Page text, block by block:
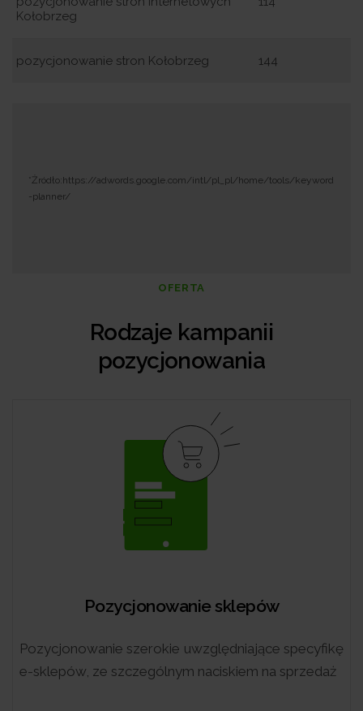
Kołobrzeg
pozycjonowanie stron Kołobrzeg 144
*Żródło:https://adwords.google.com/intl/pl_pl/home/tools/keyword
-planner/
OFERTA
Rodzaje kampanii
pozycjonowania
Pozycjonowanie lokalne
Skupione na dotarciu do użytkowników
wyszukujących usług i produktów w określonej